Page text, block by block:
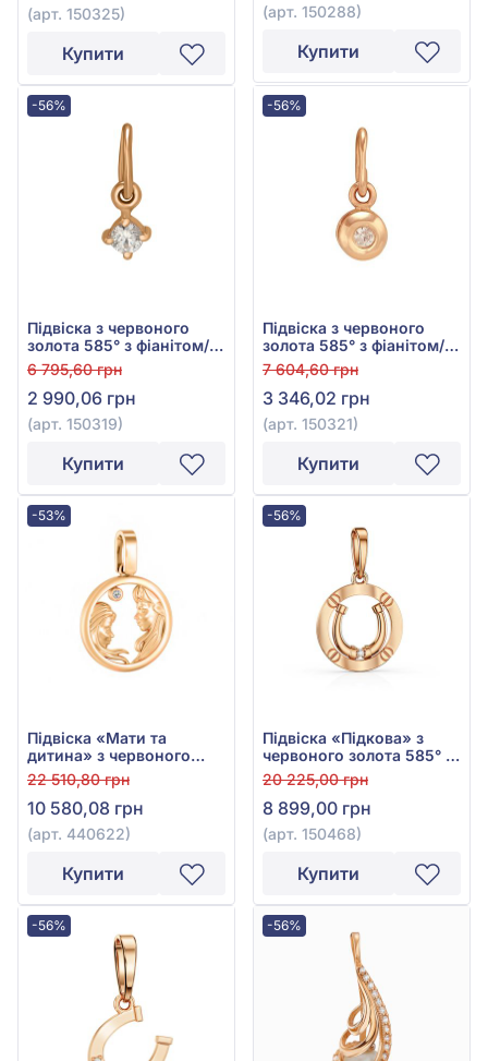
(арт. 150325)
Купити
(арт. 150288)
Купити
-56%
Підвіска з червоного
золота 585° з фіанітом/
куб.цирконієм, арт.
150319
6 795,60 грн
2 990,06 грн
(арт. 150319)
Купити
-56%
Підвіска з червоного
золота 585° з фіанітом/
куб.цирконієм, арт.
150321
7 604,60 грн
3 346,02 грн
(арт. 150321)
Купити
-53%
Підвіска «Мати та
дитина» з червоного
золота 585° з фіанітом,
арт. 440622
22 510,80 грн
10 580,08 грн
(арт. 440622)
Купити
-56%
Підвіска «Підкова» з
червоного золота 585° з
фіанітом/куб.цирконієм,
арт. 150468
20 225,00 грн
8 899,00 грн
(арт. 150468)
Купити
-56% -56%